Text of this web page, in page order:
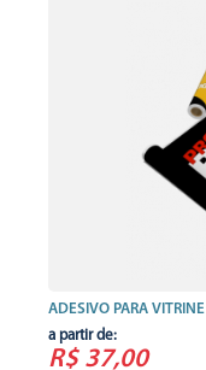
ADESIVO PARA VITRINE
a partir de:
R$ 37,00